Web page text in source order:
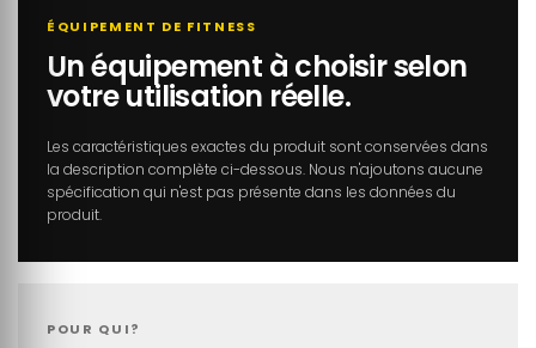
ÉQUIPEMENT DE FITNESS
Un équipement à choisir selon
votre utilisation réelle.
Les caractéristiques exactes du produit sont conservées dans
la description complète ci-dessous. Nous n'ajoutons aucune
spécification qui n'est pas présente dans les données du
produit.
POUR QUI?